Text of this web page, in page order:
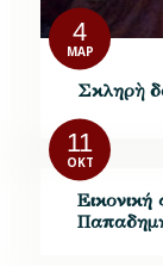
4
ΜΑΡ
Σκληρὴ
11
ΟΚΤ
Εικονική